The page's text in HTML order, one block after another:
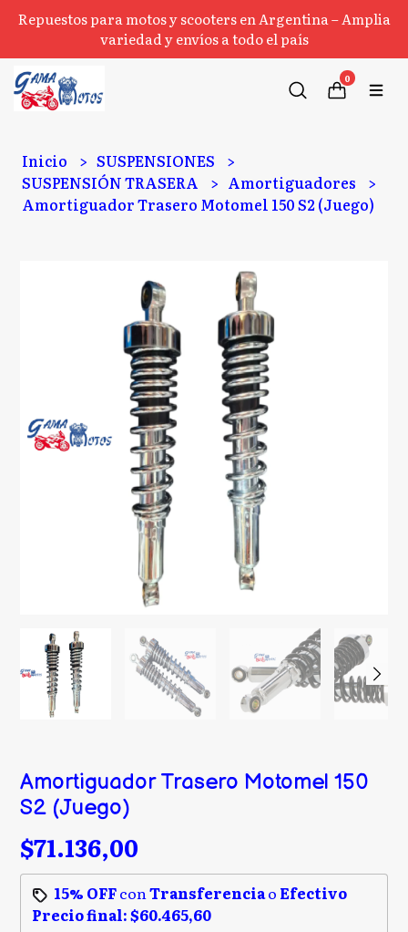
Repuestos para motos y scooters en Argentina – Amplia
variedad y envíos a todo el país
0
Inicio
SUSPENSIONES
SUSPENSIÓN TRASERA
Amortiguadores
Amortiguador Trasero Motomel 150 S2 (Juego)
Amortiguador Trasero Motomel 150
S2 (Juego)
$71.136,00
15% OFFconTransferenciao Efectivo
Precio final:$60.465,60